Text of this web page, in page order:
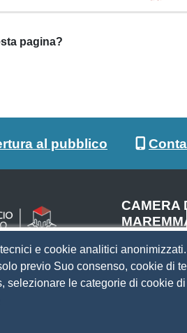
pagina?
al pubblico
CAMERA
SEDE DI
Piazza del
(ingresso da
e cookie analitici
previo Suo consenso, cookie di
selezionare le categorie di cookie